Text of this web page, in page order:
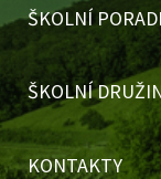
ŠKOLNÍ
ŠKOLNÍ
KONTAKTY